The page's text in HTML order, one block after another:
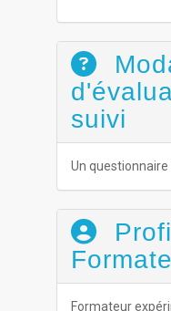
suivi
Un questionnaire
Formateur